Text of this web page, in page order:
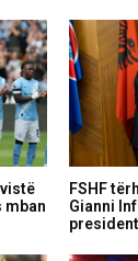
mban
FSHF
Gianni